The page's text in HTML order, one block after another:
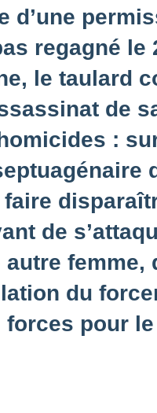
d’une
regagné le
le taulard
de
:
de
femme,
du
pour